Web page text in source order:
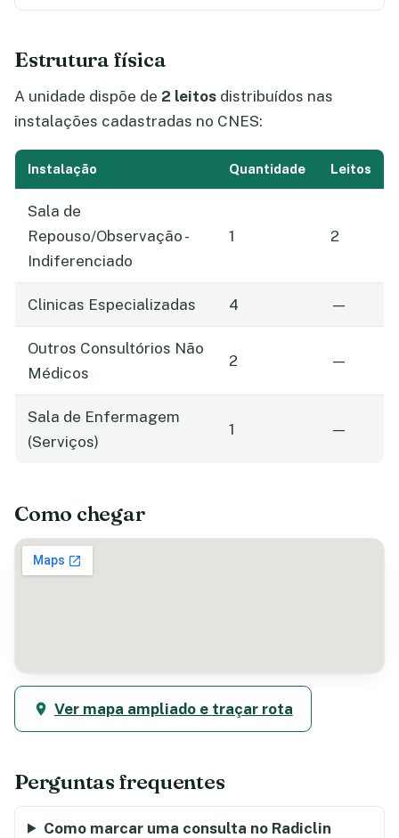
Estrutura física
A unidade dispõe de 2 leitos distribuídos nas
instalações cadastradas no CNES:
Instalação Quantidade Leitos
Sala de
Repouso/Observação -
Indiferenciado
1 2
Clinicas Especializadas 4 —
Outros Consultórios Não
Médicos
2 —
Sala de Enfermagem
(Serviços)
1 —
Como chegar
Ver mapa ampliado e traçar rota
Perguntas frequentes
Como marcar uma consulta no Radiclin